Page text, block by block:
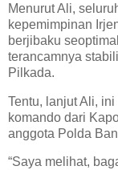
Menurut Ali,
kepemimpinan
berjibaku
terancamnya
Pilkada.
Tentu, lanjut Ali,
komando dari
anggota Polda
“Saya melihat,